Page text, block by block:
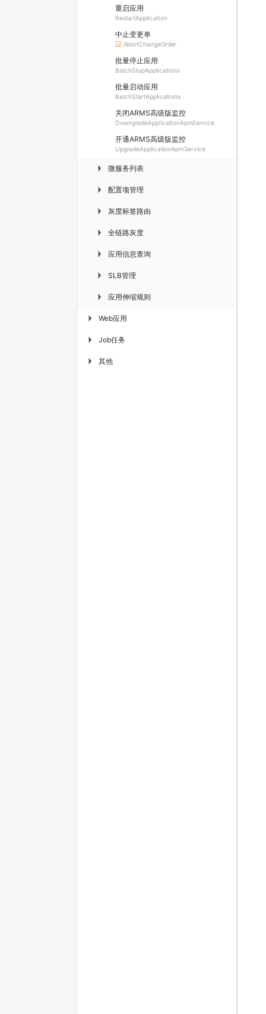
重启应用
RestartApplication
中止变更单
AbortChangeOrder
批量停止应用
BatchStopApplications
批量启动应用
BatchStartApplications
关闭ARMS高级版监控
DowngradeApplicationApmService
开通ARMS高级版监控
UpgradeApplicationApmService
▶ 微服务列表
▶ 配置项管理
▶ 灰度标签路由
▶ 全链路灰度
▶ 应用信息查询
▶ SLB管理
▶ 应用伸缩规则
▶ Web应用
▶ Job任务
▶ 其他